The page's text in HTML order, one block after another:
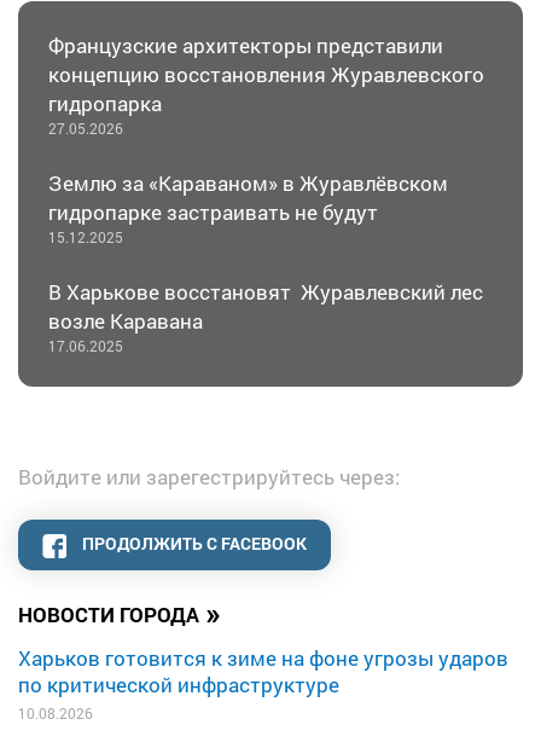
НОВОСТИ ГОРОДА »
Харьков готовится к зиме на фоне угрозы ударов
по критической инфраструктуре
10.08.2026
Французские архитекторы представили
концепцию восстановления Журавлевского
гидропарка
27.05.2026
Землю за «Караваном» в Журавлёвском
гидропарке застраивать не будут
15.12.2025
В Харькове восстановят Журавлевский лес
возле Каравана
17.06.2025
Войдите или зарегестрируйтесь через:
ПРОДОЛЖИТЬ С FACEBOOK